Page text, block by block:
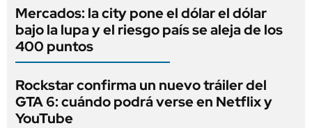
Mercados: la city pone el dólar el dólar
bajo la lupa y el riesgo país se aleja de los
400 puntos
Rockstar confirma un nuevo tráiler del
GTA 6: cuándo podrá verse en Netflix y
YouTube